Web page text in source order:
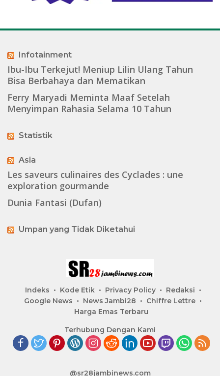
Infotainment
Ibu-Ibu Terkejut! Meniup Lilin Ulang Tahun
Bisa Berbahaya dan Mematikan
Ferry Maryadi Meminta Maaf Setelah
Menyimpan Rahasia Selama 10 Tahun
Statistik
Asia
Les saveurs culinaires des Cyclades : une
exploration gourmande
Dunia Fantasi (Dufan)
Umpan yang Tidak Diketahui
Indeks Kode Etik Privacy Policy
Redaksi
Google News
News Jambi28
Chiffre Lettre
Harga Emas Terbaru
Terhubung Dengan Kami
@sr28jambinews.com